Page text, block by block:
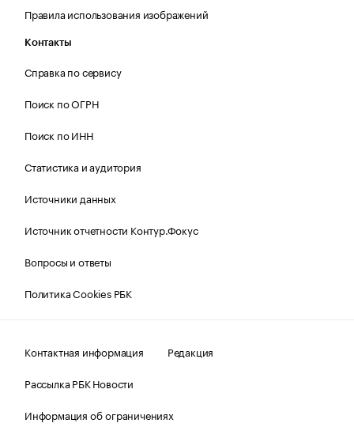
Правила использования изображений
Контакты
Справка по сервису
Поиск по ОГРН
Поиск по ИНН
Статистика и аудитория
Источники данных
Источник отчетности Контур.Фокус
Вопросы и ответы
Политика Cookies РБК
Контактная информация
Редакция
Рассылка РБК Новости
Информация об ограничениях